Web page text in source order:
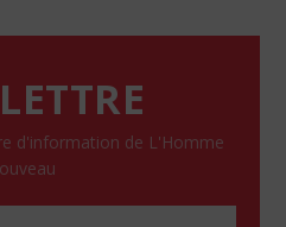
d'information de L'Homme